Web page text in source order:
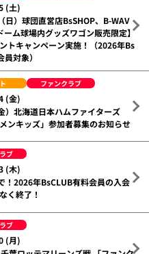
(土)
日）球団直営店BsSHOP、B-WAV
ーム球場内グッズワゴン販売限定】
トキャンペーン実施！（2026年Bs
対象）
ファンクラブ
(金)
）北海道日本ハムファイターズ
ンキッズ」参加者募集のお知らせ
ブ
(木)
！2026年BsCLUB有料会員の入会
く終了！
ブ
(月)